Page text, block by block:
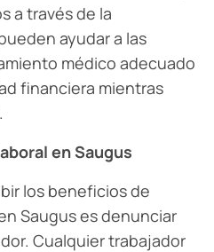
a través de la
ayudar a las
médico adecuado
financiera mientras
en Saugus
los beneficios de
Saugus es denunciar
Cualquier trabajador